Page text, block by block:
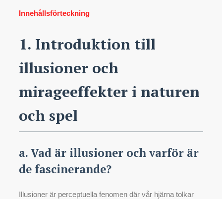
Innehållsförteckning
1. Introduktion till
illusioner och
mirageeffekter i naturen
och spel
a. Vad är illusioner och varför är
de fascinerande?
Illusioner är perceptuella fenomen där vår hjärna tolkar